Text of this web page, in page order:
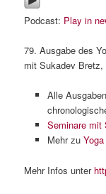
Podcast: Play in
79. Ausgabe des
mit Sukadev Bretz,
Alle
Seminare mit
Mehr zu
Mehr Infos unter